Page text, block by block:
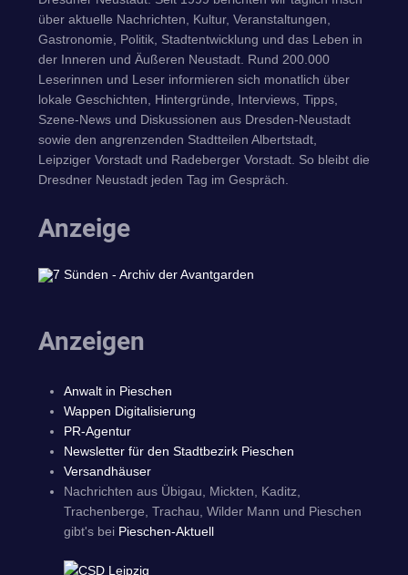
über aktuelle Nachrichten, Kultur, Veranstaltungen,
Gastronomie, Politik, Stadtentwicklung und das Leben in
der Inneren und Äußeren Neustadt. Rund 200.000
Leserinnen und Leser informieren sich monatlich über
lokale Geschichten, Hintergründe, Interviews, Tipps,
Szene-News und Diskussionen aus Dresden-Neustadt
sowie den angrenzenden Stadtteilen Albertstadt,
Leipziger Vorstadt und Radeberger Vorstadt. So bleibt die
Dresdner Neustadt jeden Tag im Gespräch.
Anzeige
Anzeigen
Anwalt in Pieschen
Wappen Digitalisierung
PR-Agentur
Newsletter für den Stadtbezirk Pieschen
Versandhäuser
Nachrichten aus Übigau, Mickten, Kaditz,
Trachenberge, Trachau, Wilder Mann und Pieschen
gibt's bei Pieschen-Aktuell